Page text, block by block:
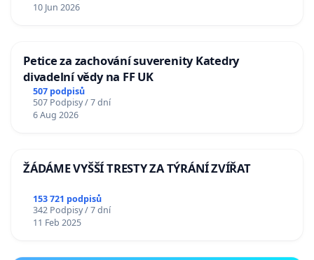
10 Jun 2026
Petice za zachování suverenity Katedry
divadelní vědy na FF UK
507 podpisů
507 Podpisy / 7 dní
6 Aug 2026
ŽÁDÁME VYŠŠÍ TRESTY ZA TÝRÁNÍ ZVÍŘAT
153 721 podpisů
342 Podpisy / 7 dní
11 Feb 2025